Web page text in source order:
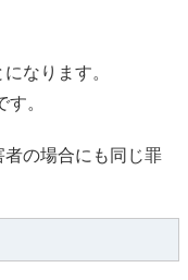
なります。
す。
の場合にも同じ罪